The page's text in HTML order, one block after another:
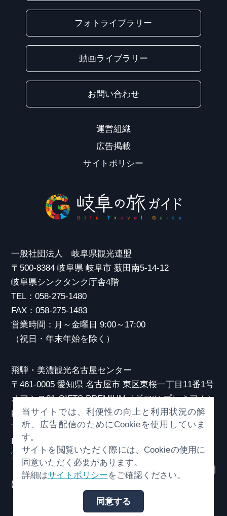
フォトライブラリー
動画ライブラリー
お問い合わせ
運営組織
広告掲載
サイトポリシー
一般社団法人 岐阜県観光連盟
〒500-8384 岐阜県 岐阜市 薮田南5-14-12
岐阜県シンクタンク庁舎4階
TEL：058-275-1480
FAX：058-275-1483
営業時間：月～金曜日 9:00～17:00
（祝日・年末年始を除く）
飛騨・美濃観光名古屋センター
〒461-0005 愛知県 名古屋市 東区東桜一丁目11番1号
オアシス21 GIFTS PREMIUM（ギフツ プレミアム）
内
TEL：052-253-6185
FAX：052-253-6186
営業時間：10:00～21:00
（原則、元日を除き年中無休）※観光相談対応時間
は18:30まで
© （一社）岐阜県観光連盟 All Rights Reserved.
当サイトでは、利便性の向上と利用状況の解
析、広告配信のためにCookieを使用していま
す。
サイトを閲覧いただく際には、Cookieの使用に
同意いただく必要があります。
詳細はサイトポリシーをご確認ください。
同意する